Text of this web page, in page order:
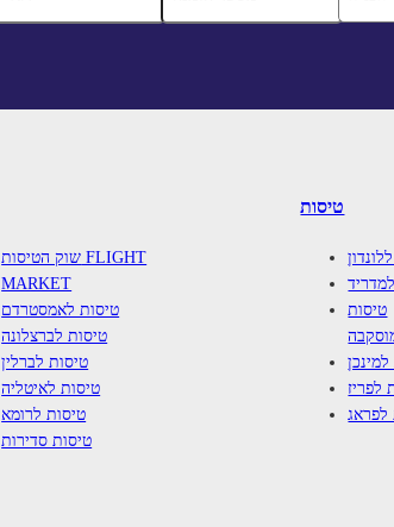
שוק הטיסות FLIGHT
MARKET
טיסות לאמסטרדם
טיסות לברצלונה
טיסות לברלין
טיסות לאיטליה
טיסות לרומא
טיסות סדירות
טיסות
טיסות
לפריז
לפראג